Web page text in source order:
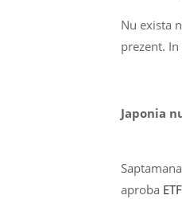
Nu exista
prezent.
Japonia
aproba ETF